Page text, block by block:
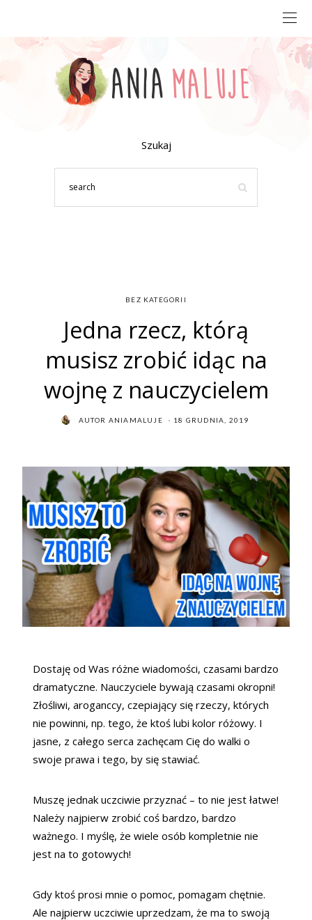
Szukaj
BEZ KATEGORII
Jedna rzecz, którą
musisz zrobić idąc na
wojnę z nauczycielem
AUTOR ANIAMALUJE
POSTED
18 GRUDNIA, 2019
Dostaję od Was różne wiadomości, czasami bardzo
dramatyczne. Nauczyciele bywają czasami okropni!
Złośliwi, aroganccy, czepiający się rzeczy, których
nie powinni, np. tego, że ktoś lubi kolor różowy. I
jasne, z całego serca zachęcam Cię do walki o
swoje prawa i tego, by się stawiać.
Muszę jednak uczciwie przyznać – to nie jest łatwe!
Należy najpierw zrobić coś bardzo, bardzo
ważnego. I myślę, że wiele osób kompletnie nie
jest na to gotowych!
Gdy ktoś prosi mnie o pomoc, pomagam chętnie.
Ale najpierw uczciwie uprzedzam, że ma to swoją